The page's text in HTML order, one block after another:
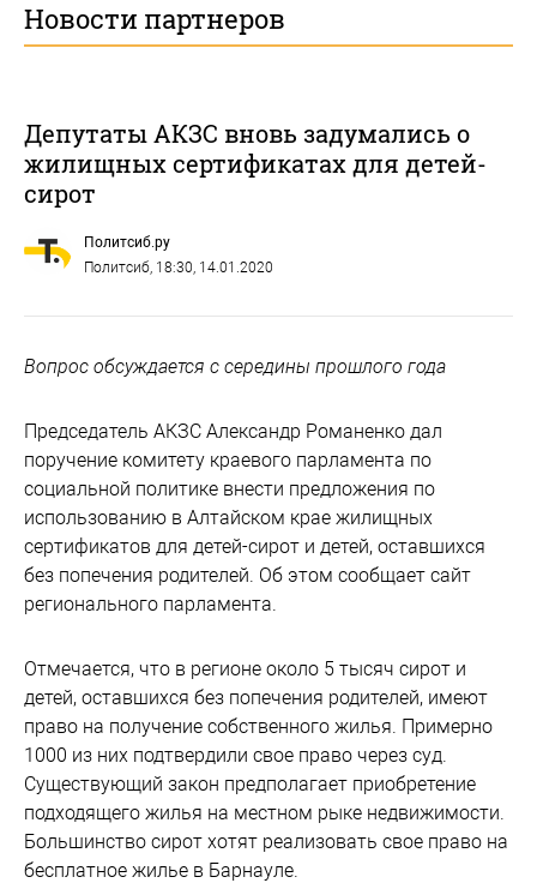
Новости партнеров
Депутаты АКЗС вновь задумались о
жилищных сертификатах для детей-
сирот
Политсиб.ру
Политсиб, 18:30, 14.01.2020
Вопрос обсуждается с середины прошлого года
Председатель АКЗС Александр Романенко дал
поручение комитету краевого парламента по
социальной политике внести предложения по
использованию в Алтайском крае жилищных
сертификатов для детей-сирот и детей, оставшихся
без попечения родителей. Об этом сообщает сайт
регионального парламента.
Отмечается, что в регионе около 5 тысяч сирот и
детей, оставшихся без попечения родителей, имеют
право на получение собственного жилья. Примерно
1000 из них подтвердили свое право через суд.
Существующий закон предполагает приобретение
подходящего жилья на местном рыке недвижимости.
Большинство сирот хотят реализовать свое право на
бесплатное жилье в Барнауле.